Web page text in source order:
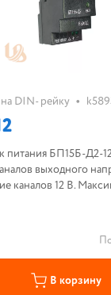
DIN- рейку •
питания БП15Б-Д2-
выходного
каналов 12 В.
В корзину